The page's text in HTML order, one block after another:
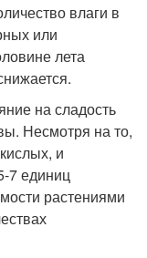
влаги в
или
лета
на сладость
Несмотря на то,
и
7 единиц
растениями